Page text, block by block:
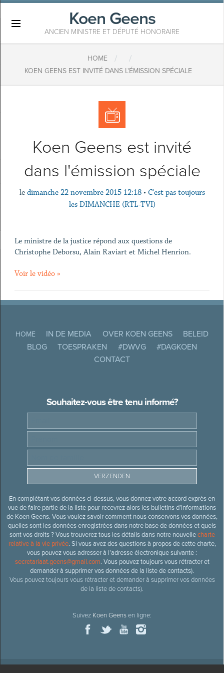
Koen Geens
ANCIEN MINISTRE ET DÉPUTÉ HONORAIRE
HOME / /
KOEN GEENS EST INVITÉ DANS L'ÉMISSION SPÉCIALE
Koen Geens est invité
dans l'émission spéciale
le dimanche 22 novembre 2015 12:18 • C'est pas toujours
les DIMANCHE (RTL-TVI)
Le ministre de la justice répond aux questions de
Christophe Deborsu, Alain Raviart et Michel Henrion.
Voir le vidéo »
HOME IN DE MEDIA OVER KOEN GEENS
BELEID
BLOG
TOESPRAKEN #DWVG
#DAGKOEN
CONTACT
Souhaitez-vous être tenu informé?
En complétant vos données ci-dessus, vous donnez votre accord exprès en
vue de faire partie de la liste pour recevrez alors les bulletins d’informations
de Koen Geens. Vous voulez savoir comment nous conservons vos données,
quelles sont les données enregistrées dans notre base de données et quels
sont vos droits ? Vous trouverez tous les détails dans notre nouvellecharte
relative à la vie privée. Si vous avez des questions à propos de cette charte,
vous pouvez vous adresser à l’adresse électronique suivante :
secretariaat.geens@gmail.com. Vous pouvez toujours vous rétracter et
demander à supprimer vos données de la liste de contacts).
Vous pouvez toujours vous rétracter et demander à supprimer vos données
de la liste de contacts).
Suivez Koen Geensen ligne: